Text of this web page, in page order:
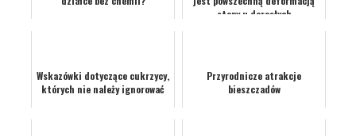
stopy u dorosłych
Wskazówki dotyczące cukrzycy,
których nie należy ignorować
Przyrodnicze atrakcje
bieszczadów